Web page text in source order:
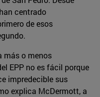
centrado
de esos
más o menos
EPP no es fácil porque
impredecible sus
explica McDermott, a